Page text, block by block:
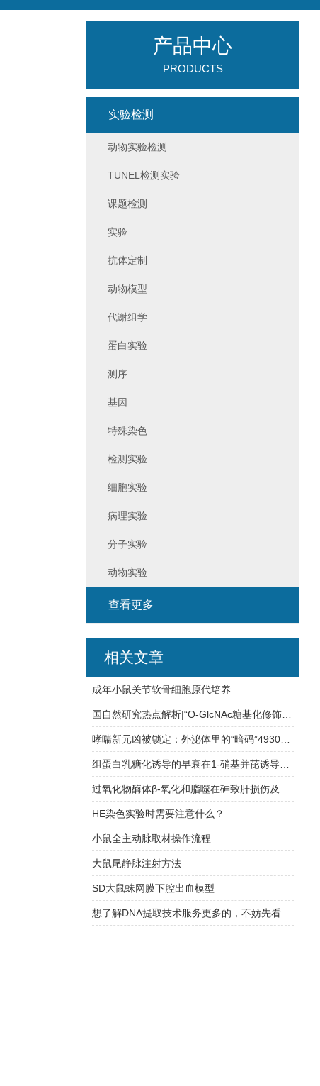
产品中心
PRODUCTS
实验检测
动物实验检测
TUNEL检测实验
课题检测
实验
抗体定制
动物模型
代谢组学
蛋白实验
测序
基因
特殊染色
检测实验
细胞实验
病理实验
分子实验
动物实验
查看更多
相关文章
成年小鼠关节软骨细胞原代培养
国自然研究热点解析|“O-GlcNAc糖基化修饰”：拿基金发paper都靠它！
哮喘新元凶被锁定：外泌体里的“暗码”4930474H06Rik，一键激活ILC2风暴
HE染色实验时需要注意什么？
小鼠全主动脉取材操作流程
大鼠尾静脉注射方法
SD大鼠蛛网膜下腔出血模型
想了解DNA提取技术服务更多的，不妨先看看下文